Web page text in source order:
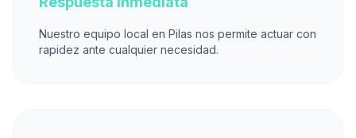
Nuestro equipo local en Pilas nos permite actuar con
rapidez ante cualquier necesidad.